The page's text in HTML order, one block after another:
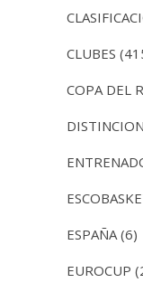
CLUBES
COPA DEL
ESPAÑA (6)
EUROCUP